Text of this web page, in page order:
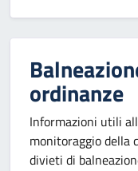
ordinanze
Informazioni utili
monitoraggio della
divieti di